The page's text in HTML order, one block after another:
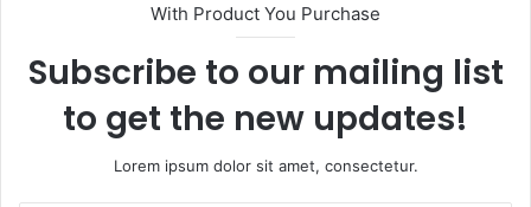
With Product You Purchase
Subscribe to our mailing list
to get the new updates!
Lorem ipsum dolor sit amet, consectetur.